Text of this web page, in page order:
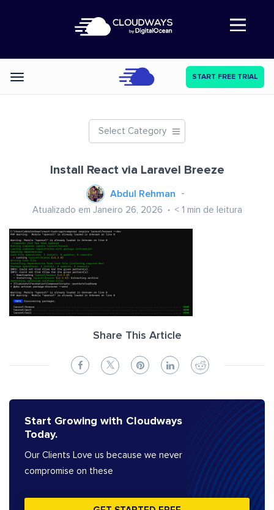
Abre a navegação
Categories START FREE TRIAL
Select Category
Install React via Laravel Breeze
Abdul Rehman
Atualizado em Janeiro 26, 2026 < 1 min de leitura
Share This Article
Start Growing with Cloudways
Today.
Our Clients Love us because we never
compromise on these